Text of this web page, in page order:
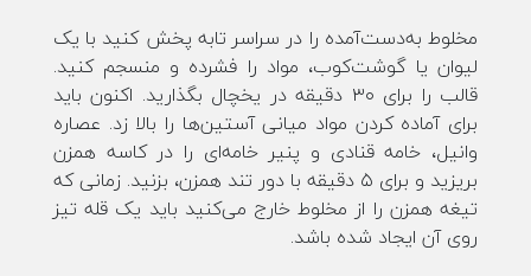
مخلوط به‌دست‌آمده را در سراسر تابه پخش کنید با یک
لیوان یا گوشت‌کوب، مواد را فشرده و منسجم کنید.
قالب را برای ۳۰ دقیقه در یخچال بگذارید. اکنون باید
برای آماده کردن مواد میانی آستین‌ها را بالا زد. عصاره
وانیل، خامه قنادی و پنیر خامه‌ای را در کاسه همزن
بریزید و برای ۵ دقیقه با دور تند همزن، بزنید. زمانی که
تیغه همزن را از مخلوط خارج می‌کنید باید یک قله تیز
روی آن ایجاد شده باشد.